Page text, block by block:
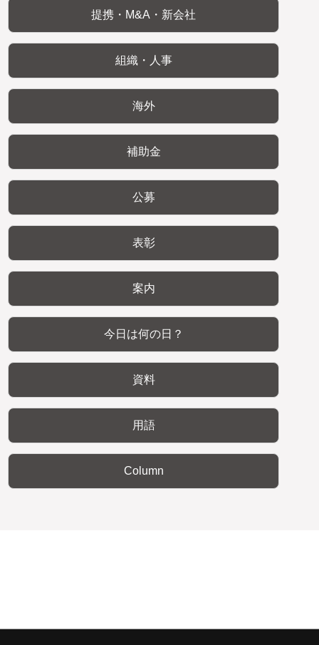
提携・M&A・新会社
組織・人事
海外
補助金
公募
表彰
案内
今日は何の日？
資料
用語
Column